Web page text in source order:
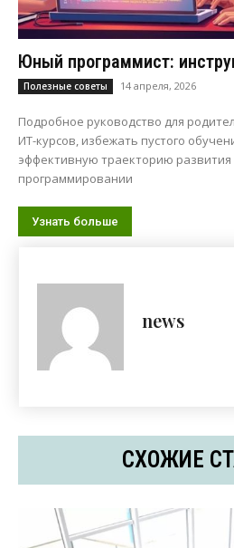
Юный программист:
Полезные советы 14 апреля, 2026
Подробное руководство для
ИТ-курсов, избежать пустого
эффективную траекторию развития
программировании
Узнать больше
news
СХОЖИЕ